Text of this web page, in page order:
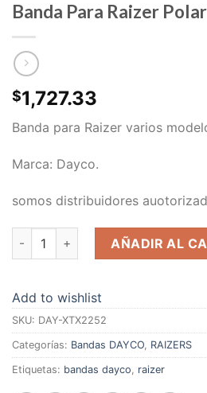
Banda Para Raizer
$1,727.33
Banda para Raizer varios
Marca: Dayco.
somos distribuidores
Banda Para Raizer Polaris 2012-
AÑADIR AL
Add to wishlist
SKU: DAY-XTX2252
Categorías: Bandas DAYCO, RAIZERS
Etiquetas: bandas dayco, raizer